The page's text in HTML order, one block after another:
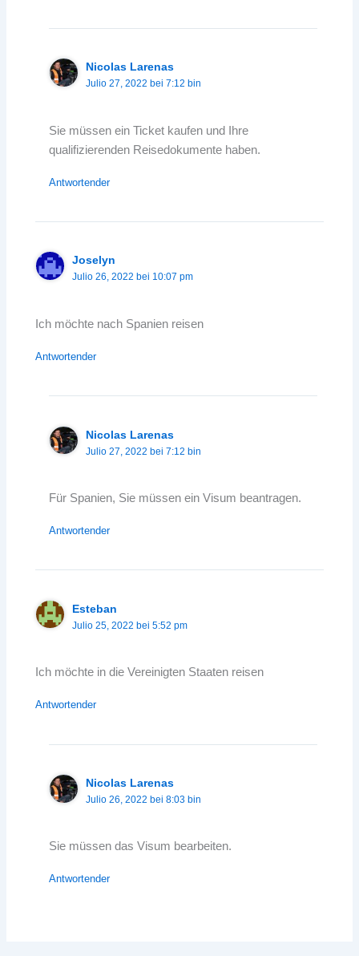
Nicolas Larenas
Julio 27, 2022 bei 7:12 bin
Sie müssen ein Ticket kaufen und Ihre
qualifizierenden Reisedokumente haben.
Antwortender
Joselyn
Julio 26, 2022 bei 10:07 pm
Ich möchte nach Spanien reisen
Antwortender
Nicolas Larenas
Julio 27, 2022 bei 7:12 bin
Für Spanien, Sie müssen ein Visum beantragen.
Antwortender
Esteban
Julio 25, 2022 bei 5:52 pm
Ich möchte in die Vereinigten Staaten reisen
Antwortender
Nicolas Larenas
Julio 26, 2022 bei 8:03 bin
Sie müssen das Visum bearbeiten.
Antwortender